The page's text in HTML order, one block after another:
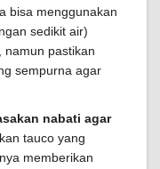
bisa menggunakan
sedikit air)
namun pastikan
sempurna agar
nabati agar
tauco yang
memberikan